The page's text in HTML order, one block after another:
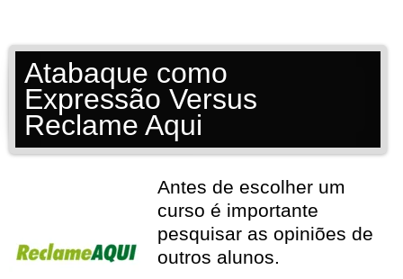
Atabaque como
Expressão Versus
Reclame Aqui
Antes de escolher um
curso é importante
pesquisar as opiniões de
outros alunos.